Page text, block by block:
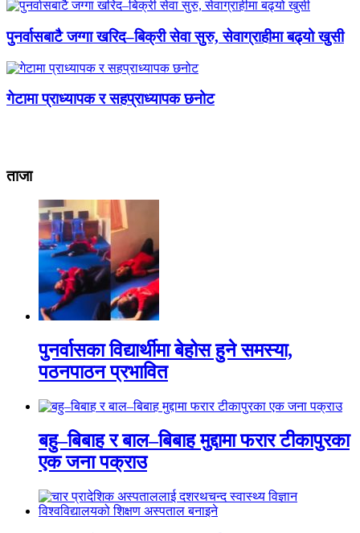
पुनर्वासबाटै जग्गा खरिद–बिक्री सेवा सुरु, सेवाग्राहीमा बढ्यो खुसी
गेटामा प्राध्यापक र सहप्राध्यापक छनोट
ताजा
पुनर्वासका विद्यार्थीमा बेहोस हुने समस्या,
पठनपाठन प्रभावित
बहु–बिबाह र बाल–बिबाह मुद्दामा फरार टीकापुरका
एक जना पक्राउ